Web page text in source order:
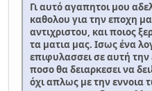
Γι αυτό αγαπητοι μου
καθολου για την εποχη
αντιχριστου, και ποιος
τα ματια μας. Ισως ένα
επιφυλασσει σε αυτή
ποσο θα δειαρκεσει να
όχι απλως με την